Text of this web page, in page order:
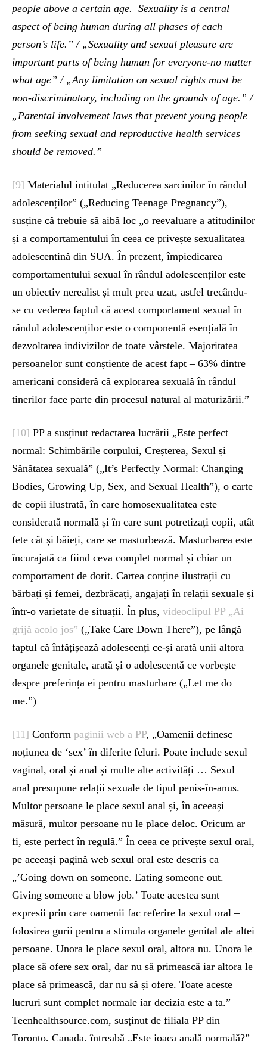
people above a certain age. Sexuality is a central
aspect of being human during all phases of each
person’s life.” / „Sexuality and sexual pleasure are
important parts of being human for everyone-no matter
what age” / „Any limitation on sexual rights must be
non-discriminatory, including on the grounds of age.” /
„Parental involvement laws that prevent young people
from seeking sexual and reproductive health services
should be removed.”
[9] Materialul intitulat „Reducerea sarcinilor în rândul
adolescenților” („Reducing Teenage Pregnancy”),
susține că trebuie să aibă loc „o reevaluare a atitudinilor
și a comportamentului în ceea ce privește sexualitatea
adolescentină din SUA. În prezent, împiedicarea
comportamentului sexual în rândul adolescenților este
un obiectiv nerealist și mult prea uzat, astfel trecându-
se cu vederea faptul că acest comportament sexual în
rândul adolescenților este o componentă esențială în
dezvoltarea indivizilor de toate vârstele. Majoritatea
persoanelor sunt conștiente de acest fapt – 63% dintre
americani consideră că explorarea sexuală în rândul
tinerilor face parte din procesul natural al maturizării.”
[10] PP a susținut redactarea lucrării „Este perfect
normal: Schimbările corpului, Creșterea, Sexul și
Sănătatea sexuală” („It’s Perfectly Normal: Changing
Bodies, Growing Up, Sex, and Sexual Health”), o carte
de copii ilustrată, în care homosexualitatea este
considerată normală și în care sunt potretizați copii, atât
fete cât și băieți, care se masturbează. Masturbarea este
încurajată ca fiind ceva complet normal și chiar un
comportament de dorit. Cartea conține ilustrații cu
bărbați și femei, dezbrăcați, angajați în relații sexuale și
într-o varietate de situații. În plus, videoclipul PP „Ai
grijă acolo jos” („Take Care Down There”), pe lângă
faptul că înfățișează adolescenți ce-și arată unii altora
organele genitale, arată și o adolescentă ce vorbește
despre preferința ei pentru masturbare („Let me do
me.”)
[11] Conform paginii web a PP, „Oamenii definesc
noțiunea de ‘sex’ în diferite feluri. Poate include sexul
vaginal, oral și anal și multe alte activități … Sexul
anal presupune relații sexuale de tipul penis-în-anus.
Multor persoane le place sexul anal și, în aceeași
măsură, multor persoane nu le place deloc. Oricum ar
fi, este perfect în regulă.” În ceea ce privește sexul oral,
pe aceeași pagină web sexul oral este descris ca
„’Going down on someone. Eating someone out.
Giving someone a blow job.’ Toate acestea sunt
expresii prin care oamenii fac referire la sexul oral –
folosirea gurii pentru a stimula organele genital ale altei
persoane. Unora le place sexul oral, altora nu. Unora le
place să ofere sex oral, dar nu să primească iar altora le
place să primească, dar nu să și ofere. Toate aceste
lucruri sunt complet normale iar decizia este a ta.”
Teenhealthsource.com, susținut de filiala PP din
Toronto, Canada, întreabă „Este joaca anală normală?”